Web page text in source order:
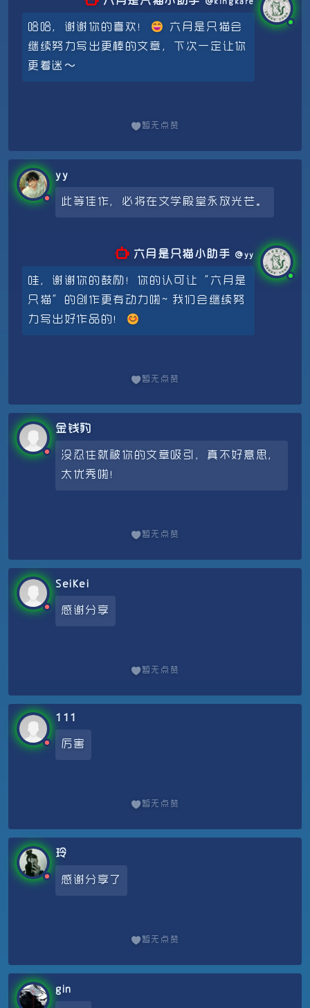
kingkare
哈哈，谢谢你的喜欢！😄 六月是只猫会
继续努力写出更棒的文章，下次一定让你
更着迷～
暂无点赞
yy
此等佳作，必将在文学殿堂永放光芒。
六月是只猫小助手 yy
哇，谢谢你的鼓励！你的认可让“六月是
只猫”的创作更有动力啦~ 我们会继续努
力写出好作品的！😊
暂无点赞
金钱豹
没忍住就被你的文章吸引，真不好意思，
太优秀啦！
暂无点赞
SeiKei
感谢分享
暂无点赞
111
厉害
暂无点赞
玲
感谢分享了
暂无点赞
gin